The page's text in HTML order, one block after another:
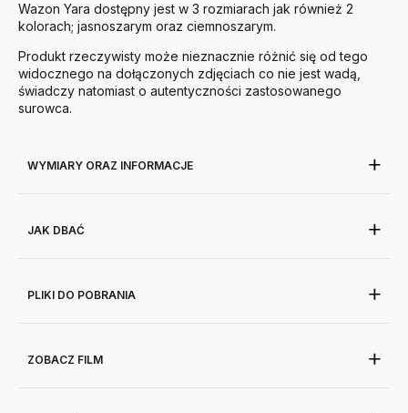
Wazon Yara dostępny jest w 3 rozmiarach jak również 2
kolorach; jasnoszarym oraz ciemnoszarym.
Produkt rzeczywisty może nieznacznie różnić się od tego
widocznego na dołączonych zdjęciach co nie jest wadą,
świadczy natomiast o autentyczności zastosowanego
surowca.
WYMIARY ORAZ INFORMACJE
JAK DBAĆ
PLIKI DO POBRANIA
ZOBACZ FILM